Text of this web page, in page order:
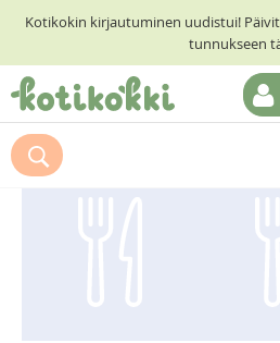
Kotikokin kirjautuminen uudistui!
tunnukseen
ETUSIVU
RESEPTIHAKU
Suosittelemme myös